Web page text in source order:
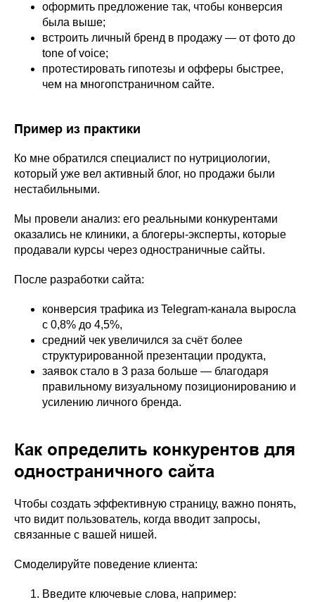
оформить предложение так, чтобы конверсия
была выше;
встроить личный бренд в продажу — от фото до
tone of voice;
протестировать гипотезы и офферы быстрее,
чем на многопстраничном сайте.
Пример из практики
Ко мне обратился специалист по нутрициологии,
который уже вел активный блог, но продажи были
нестабильными.
Мы провели анализ: его реальными конкурентами
оказались не клиники, а блогеры-эксперты, которые
продавали курсы через одностраничные сайты.
После разработки сайта:
конверсия трафика из Telegram-канала выросла
с 0,8% до 4,5%,
средний чек увеличился за счёт более
структурированной презентации продукта,
заявок стало в 3 раза больше — благодаря
правильному визуальному позиционированию и
усилению личного бренда.
Как определить конкурентов для
одностраничного сайта
Чтобы создать эффективную страницу, важно понять,
что видит пользователь, когда вводит запросы,
связанные с вашей нишей.
Смоделируйте поведение клиента:
Введите ключевые слова, например: